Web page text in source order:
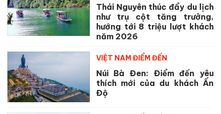
Thái Nguyên thúc đẩy du lịch
như trụ cột tăng trưởng,
hướng tới 8 triệu lượt khách
năm 2026
VIỆT NAM ĐIỂM ĐẾN
Núi Bà Đen: Điểm đến yêu
thích mới của du khách Ấn
Độ